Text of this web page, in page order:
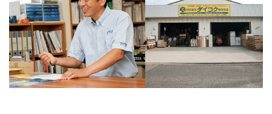
2025.1.27
【御礼】第8回「ダイコク
市」ご来場ありがとうござい
ました！
2024.12.19
12/29(日)～1/5(日)冬期休暇
とさせていただきます。